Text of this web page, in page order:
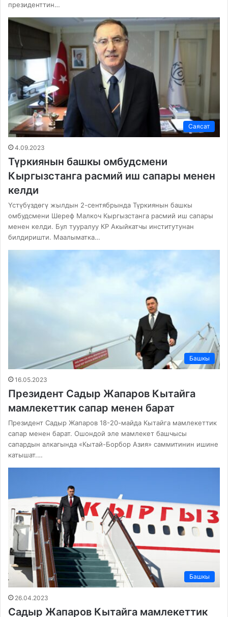
президенттин…
Саясат
4.09.2023
Түркиянын башкы омбудсмени
Кыргызстанга расмий иш сапары менен
келди
Үстүбүздөгү жылдын 2-сентябрында Түркиянын башкы
омбудсмени Шереф Малкоч Кыргызстанга расмий иш сапары
менен келди. Бул тууралуу КР Акыйкатчы институтунан
билдиришти. Маалыматка…
Башкы
16.05.2023
Президент Садыр Жапаров Кытайга
мамлекеттик сапар менен барат
Президент Садыр Жапаров 18-20-майда Кытайга мамлекеттик
сапар менен барат. Ошондой эле мамлекет башчысы
сапардын алкагында «Кытай-Борбор Азия» саммитинин ишине
катышат.…
Башкы
26.04.2023
Садыр Жапаров Кытайга мамлекеттик